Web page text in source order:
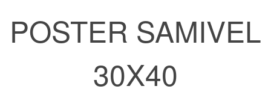
POSTER SAMIVEL
30X40